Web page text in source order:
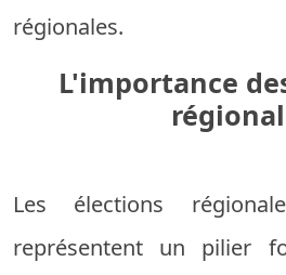
régionales.
L'importance
Les élections
représentent un pilier